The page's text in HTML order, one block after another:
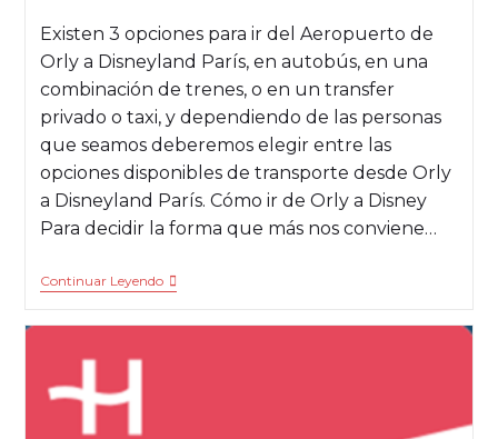
Existen 3 opciones para ir del Aeropuerto de
Orly a Disneyland París, en autobús, en una
combinación de trenes, o en un transfer
privado o taxi, y dependiendo de las personas
que seamos deberemos elegir entre las
opciones disponibles de transporte desde Orly
a Disneyland París. Cómo ir de Orly a Disney
Para decidir la forma que más nos conviene…
Continuar Leyendo